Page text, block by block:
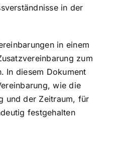
in der
in einem
zum
In diesem Dokument
wie die
und der Zeitraum, für
festgehalten